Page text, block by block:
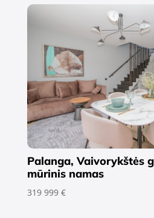
Palanga, Vaivorykštės
mūrinis namas
319 999 €